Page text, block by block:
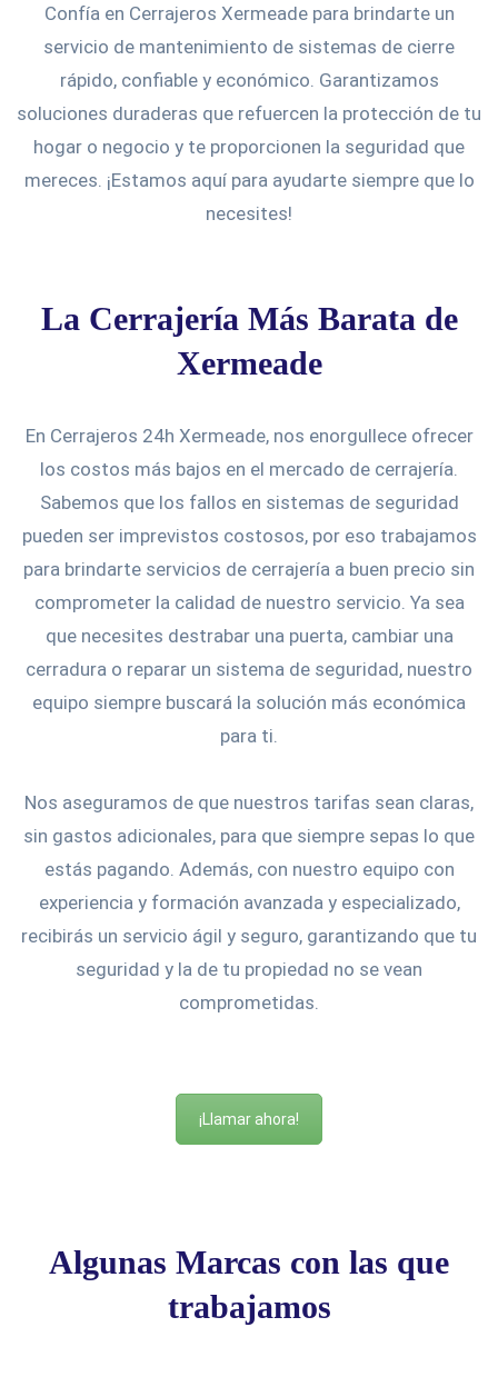
Confía en Cerrajeros Xermeade para brindarte un
servicio de mantenimiento de sistemas de cierre
rápido, confiable y económico. Garantizamos
soluciones duraderas que refuercen la protección de tu
hogar o negocio y te proporcionen la seguridad que
mereces. ¡Estamos aquí para ayudarte siempre que lo
necesites!
La Cerrajería Más Barata de
Xermeade
En Cerrajeros 24h Xermeade, nos enorgullece ofrecer
los costos más bajos en el mercado de cerrajería.
Sabemos que los fallos en sistemas de seguridad
pueden ser imprevistos costosos, por eso trabajamos
para brindarte servicios de cerrajería a buen precio sin
comprometer la calidad de nuestro servicio. Ya sea
que necesites destrabar una puerta, cambiar una
cerradura o reparar un sistema de seguridad, nuestro
equipo siempre buscará la solución más económica
para ti.
Nos aseguramos de que nuestros tarifas sean claras,
sin gastos adicionales, para que siempre sepas lo que
estás pagando. Además, con nuestro equipo con
experiencia y formación avanzada y especializado,
recibirás un servicio ágil y seguro, garantizando que tu
seguridad y la de tu propiedad no se vean
comprometidas.
¡Llamar ahora!
Algunas Marcas con las que
trabajamos